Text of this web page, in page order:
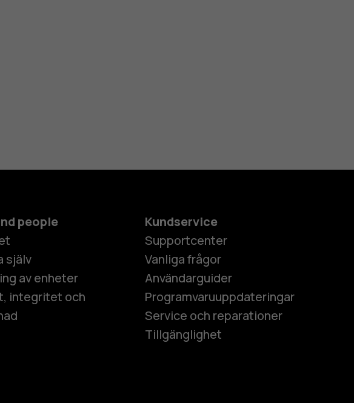
people
själv
av enheter
integritet och
Kundservice
Supportcenter
Vanliga frågor
Användarguider
Programvaruuppdateringar
Service och reparationer
Tillgänglighet